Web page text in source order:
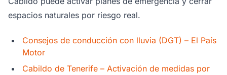
espacios naturales por riesgo real.
Consejos de conducción con lluvia (DGT) – El País
Motor
Cabildo de Tenerife – Activación de medidas por